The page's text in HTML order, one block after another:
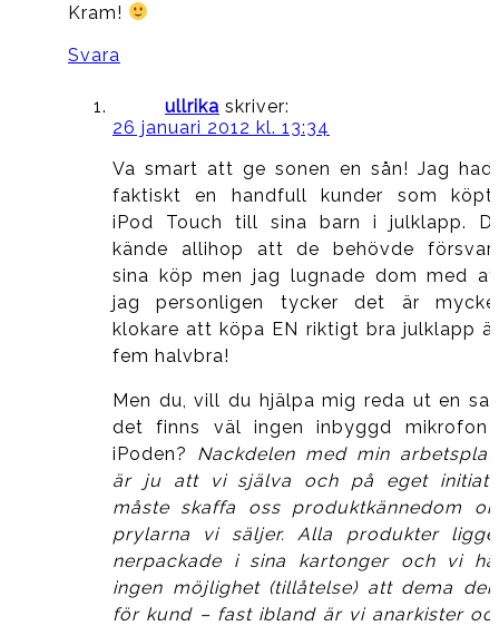
Kram!
Svara
ullrika skriver:
26 januari 2012 kl. 13:34
Va smart att ge sonen en sån! Jag
faktiskt en handfull kunder som
iPod Touch till sina barn i julklapp.
kände allihop att de behövde
sina köp men jag lugnade dom med
jag personligen tycker det är
klokare att köpa EN riktigt bra julklapp
fem halvbra!
Men du, vill du hjälpa mig reda ut en
det finns väl ingen inbyggd mikrofon
iPoden? Nackdelen med min
är ju att vi själva och på eget
måste skaffa oss produktkännedom
prylarna vi säljer. Alla produkter
nerpackade i sina kartonger och vi
ingen möjlighet (tillåtelse) att dema
för kund – fast ibland är vi anarkister